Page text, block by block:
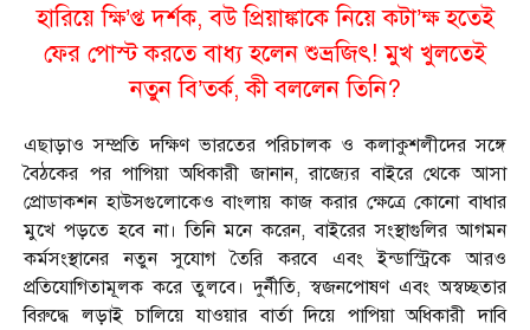
হারিয়ে ক্ষি’প্ত দর্শক, বউ প্রিয়াঙ্কাকে নিয়ে কটা’ক্ষ হতেই
ফের পোস্ট করতে বাধ্য হলেন শুভ্রজিৎ! মুখ খুলতেই
নতুন বি’তর্ক, কী বললেন তিনি?
এছাড়াও সম্প্রতি দক্ষিণ ভারতের পরিচালক ও কলাকুশলীদের সঙ্গে
বৈঠকের পর পাপিয়া অধিকারী জানান, রাজ্যের বাইরে থেকে আসা
প্রোডাকশন হাউসগুলোকেও বাংলায় কাজ করার ক্ষেত্রে কোনো বাধার
মুখে পড়তে হবে না। তিনি মনে করেন, বাইরের সংস্থাগুলির আগমন
কর্মসংস্থানের নতুন সুযোগ তৈরি করবে এবং ইন্ডাস্ট্রিকে আরও
প্রতিযোগিতামূলক করে তুলবে। দুর্নীতি, স্বজনপোষণ এবং অস্বচ্ছতার
বিরুদ্ধে লড়াই চালিয়ে যাওয়ার বার্তা দিয়ে পাপিয়া অধিকারী দাবি